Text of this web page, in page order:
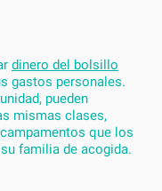
dinero del bolsillo
gastos personales.
pueden
mismas clases,
que los
familia de acogida.